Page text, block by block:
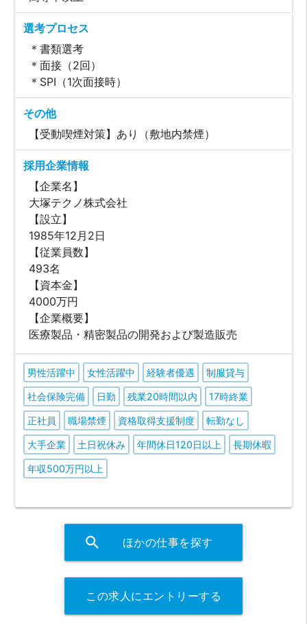
選考プロセス
＊書類選考
＊面接（2回）
＊SPI（1次面接時）
その他
【受動喫煙対策】あり（敷地内禁煙）
採用企業情報
【企業名】
大塚テクノ株式会社
【設立】
1985年12月2日
【従業員数】
493名
【資本金】
4000万円
【企業概要】
医療製品・精密製品の開発および製造販売
男性活躍中 女性活躍中 経験者優遇 制服貸与
社会保険完備 日勤 残業20時間以内 17時終業
正社員 職場禁煙 資格取得支援制度 転勤なし
大手企業 土日祝休み 年間休日120日以上 長期休暇
年収500万円以上
ほかの仕事を探す
search
この求人にエントリーする